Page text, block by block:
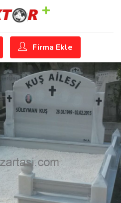
Firma Ekle